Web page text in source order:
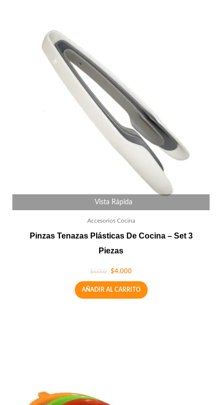
Vista Rápida
Accesorios Cocina
Pinzas Tenazas Plásticas De Cocina – Set 3
Piezas
$6.000 $4.000
AÑADIR AL CARRITO